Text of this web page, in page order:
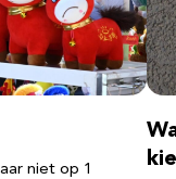
niet op 1